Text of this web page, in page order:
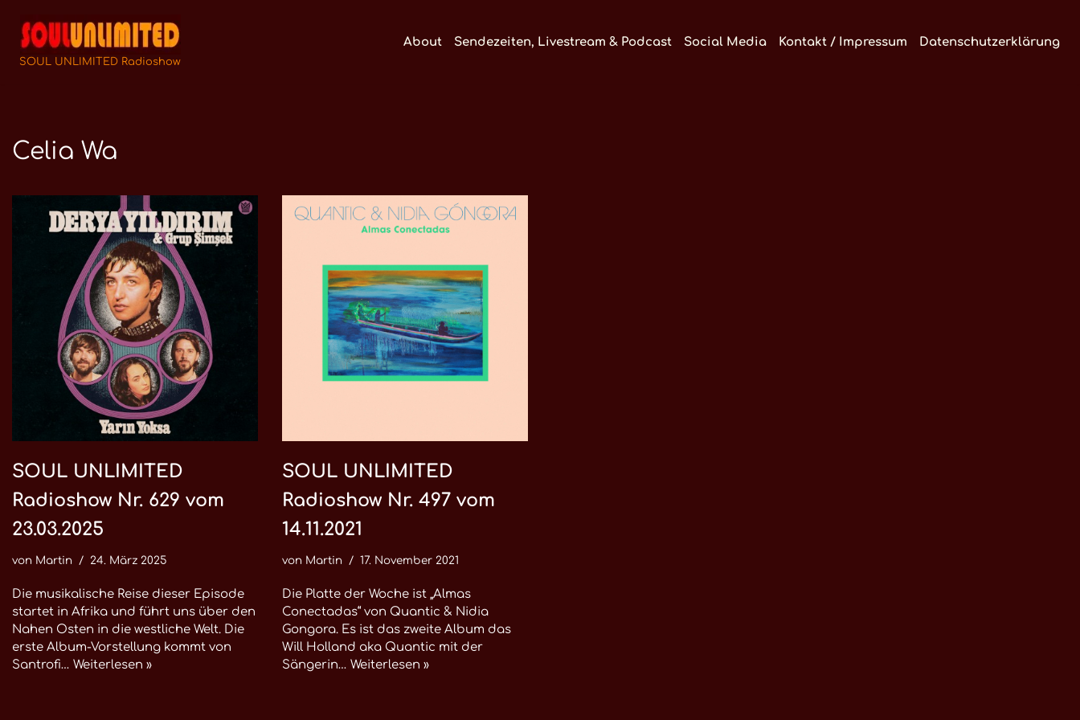
Zum
Inhalt
SOUL UNLIMITED Radioshow
About Sendezeiten, Livestream & Podcast Social Media Kontakt / Impressum Datenschutzerklärung
Celia Wa
SOUL UNLIMITED
Radioshow Nr. 629 vom
23.03.2025
von Martin 24. März 2025
Die musikalische Reise dieser Episode
startet in Afrika und führt uns über den
Nahen Osten in die westliche Welt. Die
erste Album-Vorstellung kommt von
Santrofi… Weiterlesen »
SOUL UNLIMITED
Radioshow Nr. 497 vom
14.11.2021
von Martin 17. November 2021
Die Platte der Woche ist „Almas
Conectadas“ von Quantic & Nidia
Gongora. Es ist das zweite Album das
Will Holland aka Quantic mit der
Sängerin… Weiterlesen »